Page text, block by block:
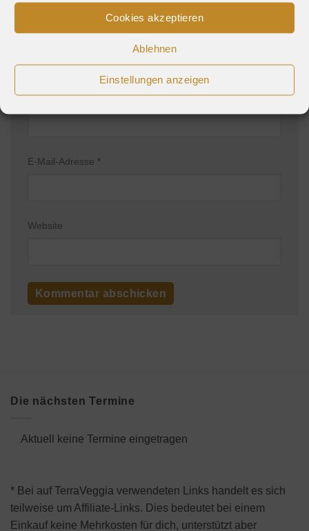
Cookies akzeptieren
Ablehnen
Einstellungen anzeigen
Name*
E-Mail-Adresse *
Website
Die nächsten Termine
Aktuell keine Termine eingetragen
* Bei auf TerraVeggia verwendeten Links handelt es sich
teilweise um Affiliate-Links. Dies bedeutet bei einem
Einkauf keine Mehrkosten für dich, unterstützt aber